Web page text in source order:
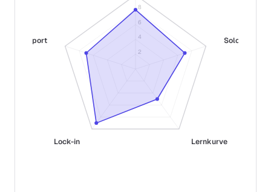
2
4
6
8
Solo-Fit
Lernkurve
Lock-in
Support